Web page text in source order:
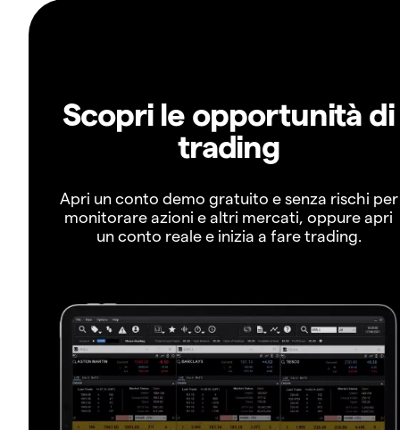
Scopri le opportunità di
trading
Apri un conto demo gratuito e senza rischi per
monitorare azioni e altri mercati, oppure apri
un conto reale e inizia a fare trading.